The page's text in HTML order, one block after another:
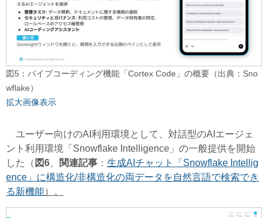
図5：バイブコーディング機能「Cortex Code」の概要（出典：Sno
wflake）
拡大画像表示
ユーザー向けのAI利用環境として、対話型のAIエージェ
ント利用環境「Snowflake Intelligence」の一般提供を開始
した（ 図6 関連記事 ： 生成AIチャット「Snowflake Intellig
ence」に構造化/非構造化の両データを自然言語で検索でき
る新機能）。